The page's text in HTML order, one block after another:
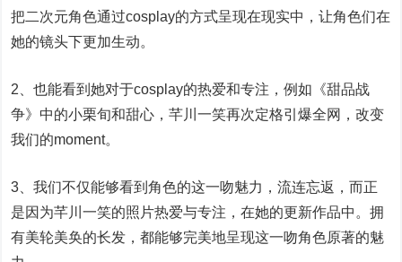
把二次元角色通过cosplay的方式呈现在现实中，让角色们在
她的镜头下更加生动。
2、也能看到她对于cosplay的热爱和专注，例如《甜品战
争》中的小栗旬和甜心，芊川一笑再次定格引爆全网，改变
我们的moment。
3、我们不仅能够看到角色的这一吻魅力，流连忘返，而正
是因为芊川一笑的照片热爱与专注，在她的更新作品中。拥
有美轮美奂的长发，都能够完美地呈现这一吻角色原著的魅